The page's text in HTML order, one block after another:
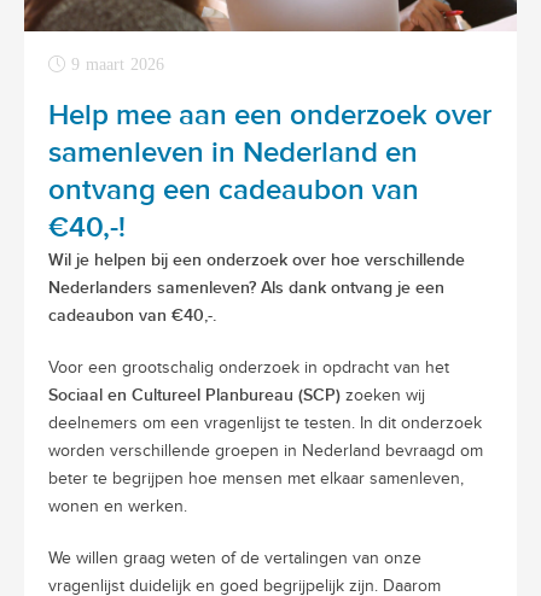
9 maart 2026
Help mee aan een onderzoek over
samenleven in Nederland en
ontvang een cadeaubon van
€40,-!
Wil je helpen bij een onderzoek over hoe verschillende
Nederlanders samenleven? Als dank ontvang je een
cadeaubon van €40,-.
Voor een grootschalig onderzoek in opdracht van het
Sociaal en Cultureel Planbureau (SCP) zoeken wij
deelnemers om een vragenlijst te testen. In dit onderzoek
worden verschillende groepen in Nederland bevraagd om
beter te begrijpen hoe mensen met elkaar samenleven,
wonen en werken.
We willen graag weten of de vertalingen van onze
vragenlijst duidelijk en goed begrijpelijk zijn. Daarom